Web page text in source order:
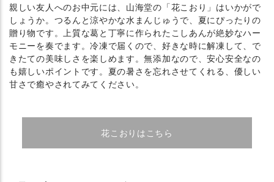
親しい友人へのお中元には、山海堂の「花こおり」はいかがで
しょうか。つるんと涼やかな水まんじゅうで、夏にぴったりの
贈り物です。上質な葛と丁寧に作られたこしあんが絶妙なハー
モニーを奏でます。冷凍で届くので、好きな時に解凍して、で
きたての美味しさを楽しめます。無添加なので、安心安全なの
も嬉しいポイントです。夏の暑さを忘れさせてくれる、優しい
甘さで癒やされてみてください。
花こおりはこちら